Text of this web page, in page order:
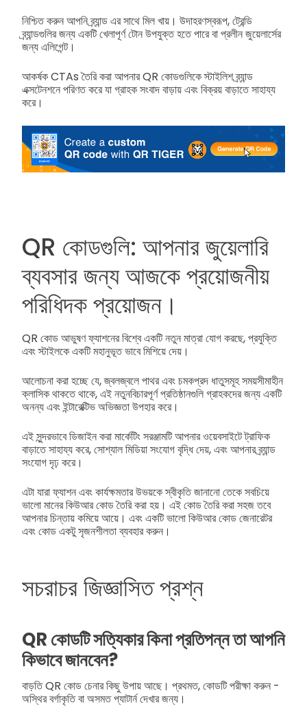
নিশ্চিত করুন আপনি ব্র্যান্ড এর সাথে মিল খায়। উদাহরণস্বরূপ, ট্রেন্ডি
ব্র্যান্ডগুলির জন্য একটি খেলাপূর্ণ টোন উপযুক্ত হতে পারে বা প্রলীন জুয়েলার্সের
জন্য এলিগেন্ট।
আকর্ষক CTAs তৈরি করা আপনার QR কোডগুলিকে স্টাইলিশ ব্র্যান্ড
এক্সটেনশনে পরিণত করে যা গ্রাহক সংবাদ বাড়ায় এবং বিক্রয় বাড়াতে সাহায্য
করে।
QR কোডগুলি: আপনার জুয়েলারি
ব্যবসার জন্য আজকে প্রয়োজনীয়
পরিধিদক প্রয়োজন।
QR কোড আভুষণ ফ্যাশনের বিশ্বে একটি নতুন মাত্রা যোগ করছে, প্রযুক্তি
এবং স্টাইলকে একটি মহানুভূত ভাবে মিশিয়ে দেয়।
আলোচনা করা হচ্ছে যে, জ্বলজ্বলে পাথর এবং চমকপ্রদ ধাতুসমূহ সময়সীমাহীন
ক্লাসিক থাকতে থাকে, এই নতুনবিচারপূর্ণ প্রতিষ্ঠানগুলি গ্রাহকদের জন্য একটি
অনন্য এবং ইন্টারেক্টিভ অভিজ্ঞতা উপহার করে।
এই সুন্দরভাবে ডিজাইন করা মার্কেটিং সরঞ্জামটি আপনার ওয়েবসাইটে ট্রাফিক
বাড়াতে সাহায্য করে, সোশ্যাল মিডিয়া সংযোগ বৃদ্ধি দেয়, এবং আপনার ব্র্যান্ড
সংযোগ দৃঢ় করে।
এটা যারা ফ্যাশন এবং কার্যক্ষমতার উভয়কে স্বীকৃতি জানানো তেকে সবচিয়ে
ভালো মানের কিউআর কোড তৈরি করা হয়। এই কোড তৈরি করা সহজ তবে
আপনার চিন্তায় কমিয়ে আয়ে। এবং একটি ভালো কিউআর কোড জেনারেটর
এবং কোড একটু সৃজনশীলতা ব্যবহার করুন।
সচরাচর জিজ্ঞাসিত প্রশ্ন
QR কোডটি সত্যিকার কিনা প্রতিপন্ন তা আপনি
কিভাবে জানবেন?
বাড়তি QR কোড চেনার কিছু উপায় আছে। প্রথমত, কোডটি পরীক্ষা করুন -
অস্থির বর্গাকৃতি বা অসমত প্যাটার্ন দেখার জন্য।